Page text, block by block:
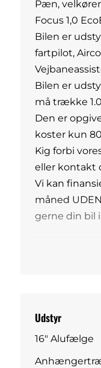
Pæn,
Focus 1,0
Bilen er
fartpilot,
Bilen er
må trække
Den er
koster kun
Kig forbi
eller kontakt
Vi kan
måned
gerne din bil
Udstyr
16" Alufælge